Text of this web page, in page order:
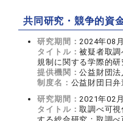
共同研究・競争的資
研究期間：2024年08
タイトル：被疑者取
規制に関する学際的研
提供機関：公益財団法
制度名： 公益財団日
研究期間：2021年02
タイトル：取調べ可